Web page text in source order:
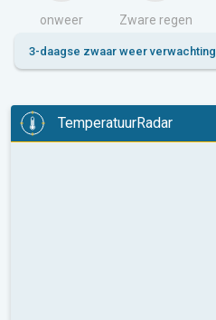
onweer Zware regen
3-daagse zwaar weer verwachting
TemperatuurRadar